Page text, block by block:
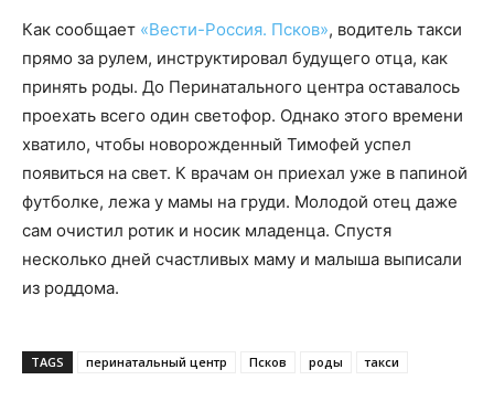
Как сообщает «Вести-Россия. Псков», водитель такси
прямо за рулем, инструктировал будущего отца, как
принять роды. До Перинатального центра оставалось
проехать всего один светофор. Однако этого времени
хватило, чтобы новорожденный Тимофей успел
появиться на свет. К врачам он приехал уже в папиной
футболке, лежа у мамы на груди. Молодой отец даже
сам очистил ротик и носик младенца. Спустя
несколько дней счастливых маму и малыша выписали
из роддома.
TAGS перинатальный центр Псков роды такси